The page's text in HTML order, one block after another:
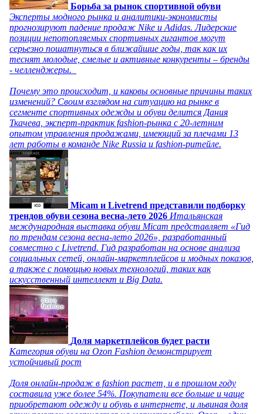
Борьба за рынок спортивной обуви
Эксперты модного рынка и аналитики-экономисты
прогнозируют падение продаж Nike и Adidas. Лидерские
позиции непотопляемых спортивных гигантов могут
серьезно пошатнуться в ближайшие годы, так как их
теснят молодые, смелые и активные конкуренты – бренды
- челленджеры.
Почему это происходит, и каковы основные причины таких
изменений? Своим взглядом на ситуацию на рынке в
сегменте спортивных одежды и обуви делится Дания
Ткачева, эксперт-практик fashion-рынка с 20-летним
опытом управления продажами, имеющий за плечами 13
лет работы в команде Nike Russia и fashion-ритейле.
Micam и Livetrend представили подборку
трендов обуви сезона весна-лето 2026 Итальянская
международная выставка обуви Micam представляет «Гид
по трендам сезона весна-лето 2026», разработанный
совместно с Livetrend. Гид разработан на основе анализа
социальных сетей, онлайн-маркетплейсов и модных показов,
а также с помощью новых технологий, таких как
искусственный интеллект и Big Data.
Доля маркетплейсов будет расти
Категория обуви на Ozon Fashion демонстрирует
устойчивый рост
Доля онлайн-продаж в fashion растет, и в прошлом году
составила уже более 54%. Покупатели все больше и чаще
приобретают одежду и обувь в интернете, и львиная доля